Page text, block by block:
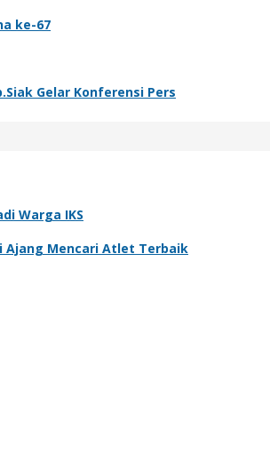
ke-67
Gelar Konferensi Pers
Warga IKS
Ajang Mencari Atlet Terbaik